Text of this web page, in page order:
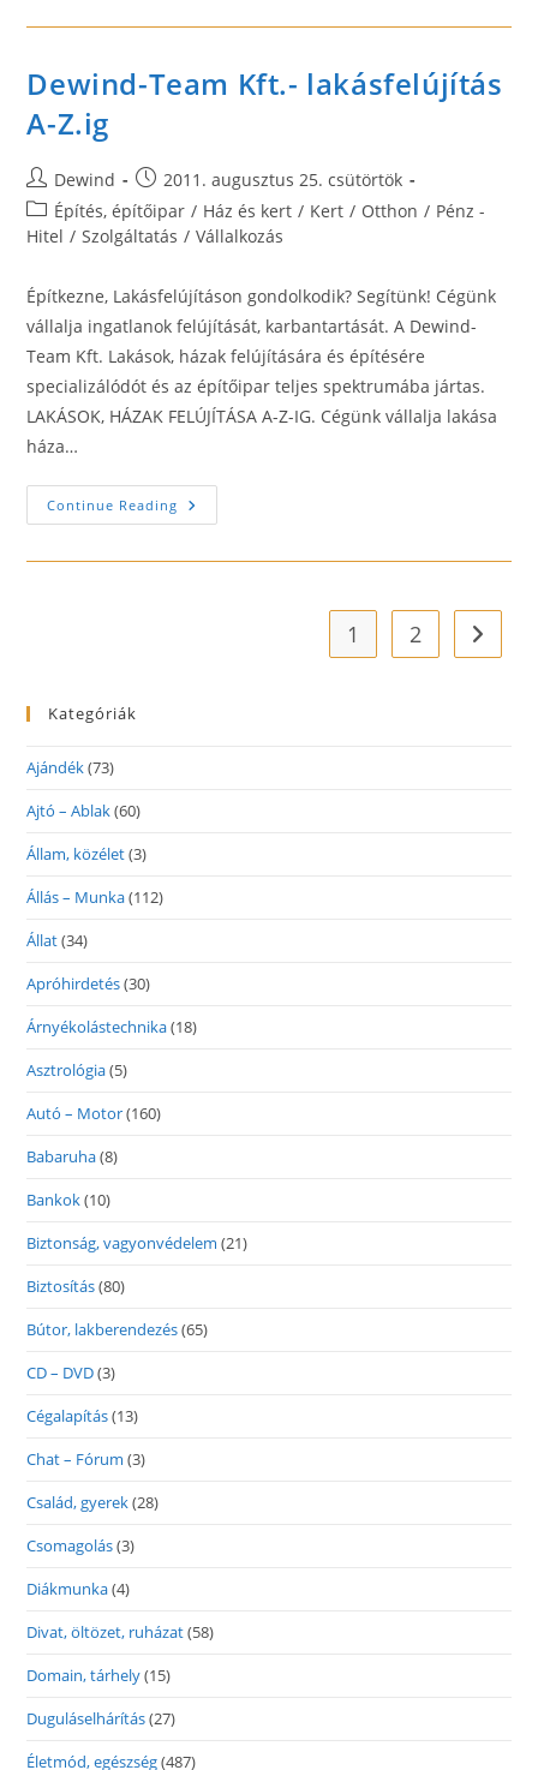
Euró,
Korona
Dewind-Team Kft.- lakásfelújítás
A-Z.ig
Post
author:
Dewind
Post
published:
2011. augusztus 25. csütörtök
Post
category:
Építés, építőipar / Ház és kert / Kert / Otthon / Pénz -
Hitel / Szolgáltatás / Vállalkozás
Építkezne, Lakásfelújításon gondolkodik? Segítünk! Cégünk
vállalja ingatlanok felújítását, karbantartását. A Dewind-
Team Kft. Lakások, házak felújítására és építésére
specializálódót és az építőipar teljes spektrumába jártas.
LAKÁSOK, HÁZAK FELÚJÍTÁSA A-Z-IG. Cégünk vállalja lakása
háza…
Continue Reading Dewind-
Team
Lakásfelújítás
1 2 Go to
Kategóriák
Ajándék(73)
Ajtó – Ablak(60)
Állam, közélet(3)
Állás – Munka(112)
Állat(34)
Apróhirdetés(30)
Árnyékolástechnika(18)
Asztrológia(5)
Autó – Motor(160)
Babaruha(8)
Bankok(10)
Biztonság, vagyonvédelem (21)
Biztosítás(80)
Bútor, lakberendezés(65)
CD – DVD(3)
Cégalapítás(13)
Chat – Fórum (3)
Család, gyerek(28)
Csomagolás(3)
Diákmunka(4)
Divat, öltözet, ruházat(58)
Domain, tárhely(15)
Duguláselhárítás(27)
Életmód, egészség(487)